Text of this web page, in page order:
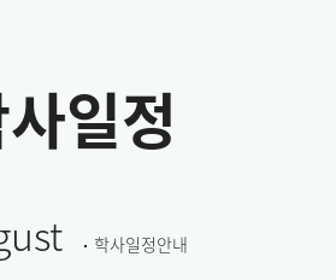
일정
학사일정안내